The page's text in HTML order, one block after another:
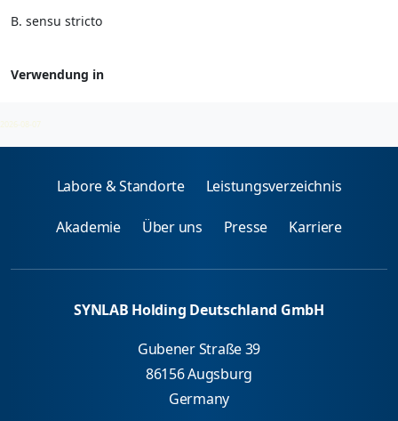
B. sensu stricto
Verwendung in
2026-08-07
Labore & Standorte Leistungsverzeichnis
Akademie Über uns Presse Karriere
SYNLAB Holding Deutschland GmbH
Gubener Straße 39
86156 Augsburg
Germany